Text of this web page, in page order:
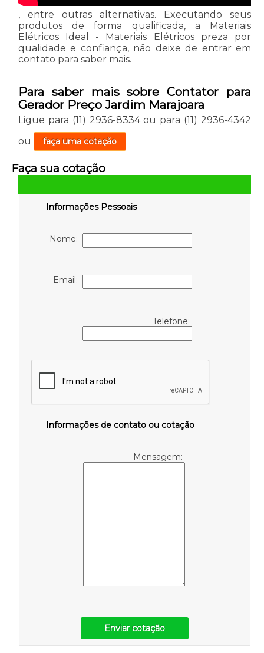
, entre outras alternativas. Executando seus
produtos de forma qualificada, a Materiais
Elétricos Ideal - Materiais Elétricos preza por
qualidade e confiança, não deixe de entrar em
contato para saber mais.
Para saber mais sobre Contator para
Gerador Preço Jardim Marajoara
Ligue para (11) 2936-8334ou para (11) 2936-4342
ou
faça uma cotação
Faça sua cotação
Informações Pessoais
Nome:
Email:
Telefone:
Informações de contato ou cotação
Mensagem:
Enviar cotação